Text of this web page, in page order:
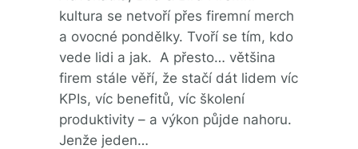
kultura se netvoří přes firemní merch
a ovocné pondělky. Tvoří se tím, kdo
vede lidi a jak. A přesto… většina
firem stále věří, že stačí dát lidem víc
KPIs, víc benefitů, víc školení
produktivity – a výkon půjde nahoru.
Jenže jeden…